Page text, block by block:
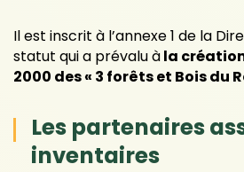
Il est inscrit à l’annexe 1 de la
statut qui a prévalu àla
2000 des « 3 forêts et Bois du
Les partenaires
inventaires